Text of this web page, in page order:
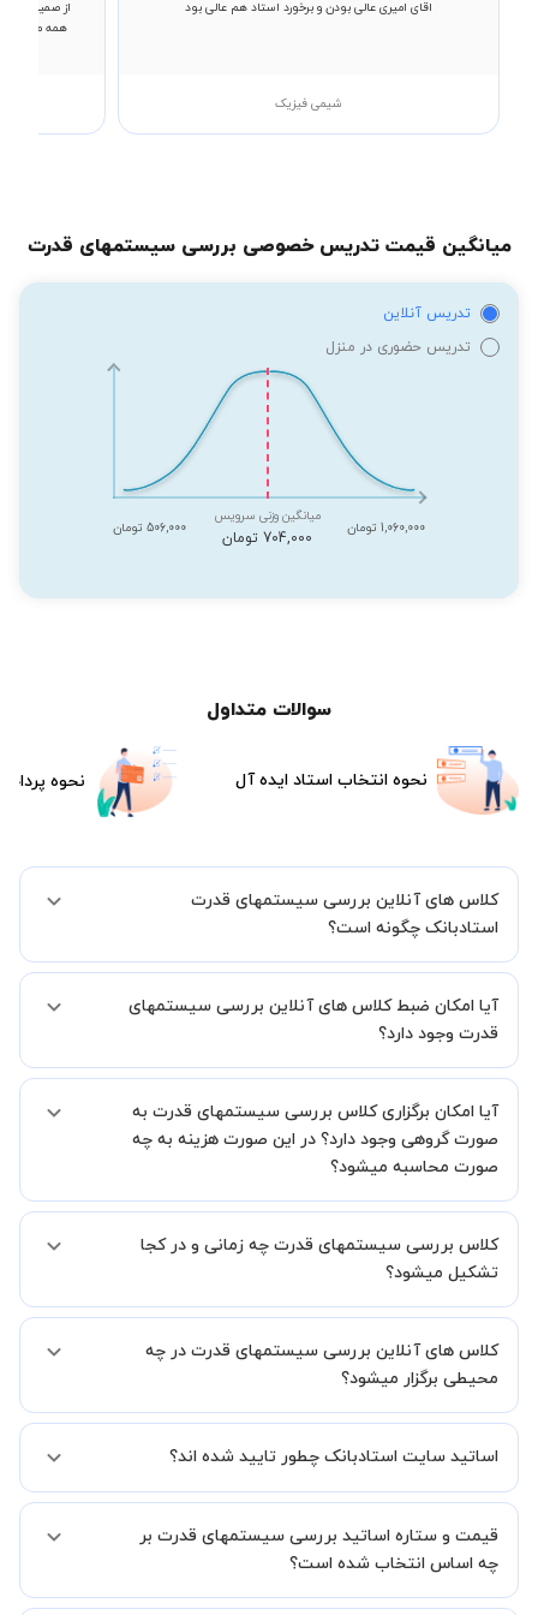
اقای امیری عالی بودن و برخورد استاد هم عالی بود
شیمی فیزیک
از صمیم قلب
همه مطالب
میانگین قیمت تدریس خصوصی بررسی سیستمهای قدرت
تدریس آنلاین
تدریس حضوری در منزل
1,060,000 تومان
میانگین وزنی سرویس
704,000 تومان
506,000 تومان
سوالات متداول
نحوه انتخاب استاد ایده آل نحوه
کلاس های آنلاین بررسی سیستمهای قدرت
استادبانک چگونه است؟
شما میدهیم که استاد شما پیش از جلسه تمامی موارد لازم برای برگزاری
یک کلاس آنلاین با کیفیت و مفید را به شما توضیح خواهند داد.
آیا امکان ضبط کلاس های آنلاین بررسی سیستمهای
قدرت وجود دارد؟
کنید.
آیا امکان برگزاری کلاس بررسی سیستمهای قدرت به
صورت گروهی وجود دارد؟ در این صورت هزینه به چه
صورت محاسبه میشود؟
اما در صورتیکه مایل هستید کلاس ها را در کنار دوستان و یا آشنایان خود
به صورت گروهی برگزار کنید، این امکان وجود دارد. در این حالت، به ازای هر
اضافه خواهد شد.
کلاس بررسی سیستمهای قدرت چه زمانی و در کجا
تشکیل میشود؟
شما و استاد تعیین خواهد شد.
همچنین کلاس های خصوصی به طور کلی در منزل شاگرد برگزار میشود. در
کلاس در یک مکان عمومی مانند کتابخانه با استاد خود هماهنگی لازم را
انجام دهید.
کلاس های آنلاین بررسی سیستمهای قدرت در چه
محیطی برگزار میشود؟
اساتید سایت استادبانک چطور تایید شده اند؟
در صورت رضایت از شیوه تدریس، استاد مجوز فعالیت در استادبانک را
دریافت میکند.
اساس رضایت شاگرد بررسی میکند.
قیمت و ستاره اساتید بررسی سیستمهای قدرت بر
چه اساس انتخاب شده است؟